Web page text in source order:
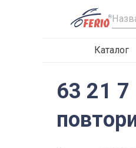
R
Каталог
63 21